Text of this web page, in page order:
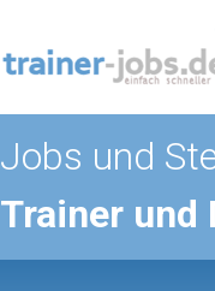
Jobs und
Trainer und